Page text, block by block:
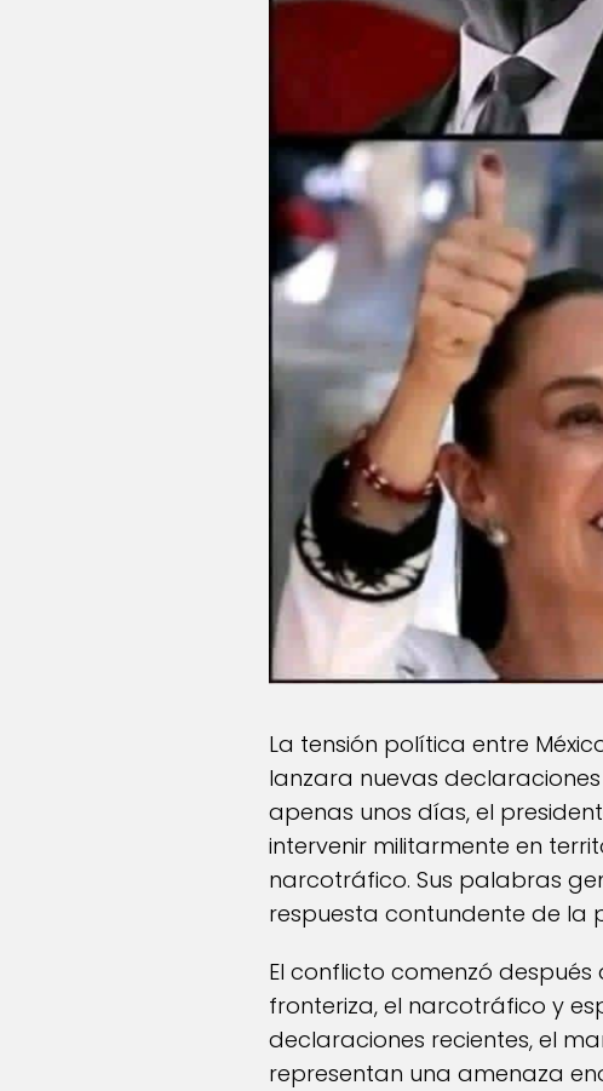
La tensión política entre
lanzara nuevas
apenas unos días, el
intervenir militarmente en
narcotráfico. Sus palabras
respuesta contundente de la
El conflicto comenzó
fronteriza, el narcotráfico y
declaraciones recientes, el
representan una amenaza